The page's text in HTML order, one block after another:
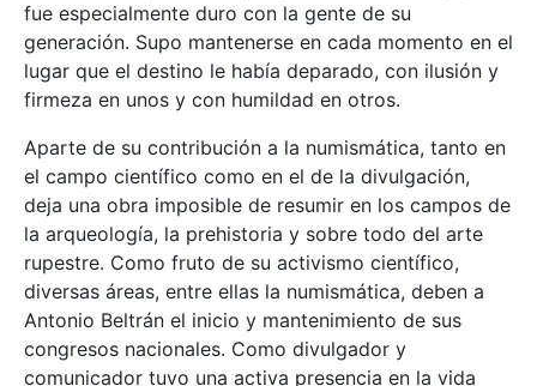
fue especialmente duro con la gente de su
generación. Supo mantenerse en cada momento en el
lugar que el destino le había deparado, con ilusión y
firmeza en unos y con humildad en otros.
Aparte de su contribución a la numismática, tanto en
el campo científico como en el de la divulgación,
deja una obra imposible de resumir en los campos de
la arqueología, la prehistoria y sobre todo del arte
rupestre. Como fruto de su activismo científico,
diversas áreas, entre ellas la numismática, deben a
Antonio Beltrán el inicio y mantenimiento de sus
congresos nacionales. Como divulgador y
comunicador tuvo una activa presencia en la vida